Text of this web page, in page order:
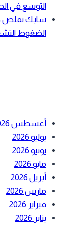
التوسع في
الضغوط
أغسطس 2026
يوليو 2026
يونيو 2026
مايو 2026
أبريل 2026
مارس 2026
فبراير 2026
يناير 2026